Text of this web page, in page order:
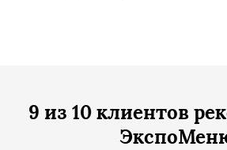
9 из 10 клиентов